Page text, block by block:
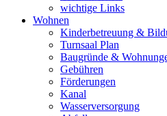
wichtige Links
Wohnen
Kinderbetreuung &
Turnsaal Plan
Baugründe &
Gebühren
Förderungen
Kanal
Wasserversorgung